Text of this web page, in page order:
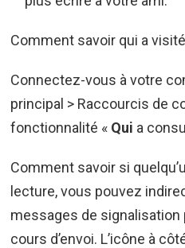
Comment savoir qui a
Connectez-vous à votre
principal > Raccourcis de
fonctionnalité « Qui a
Comment savoir si
lecture, vous pouvez
messages de
cours d’envoi. L’icône à